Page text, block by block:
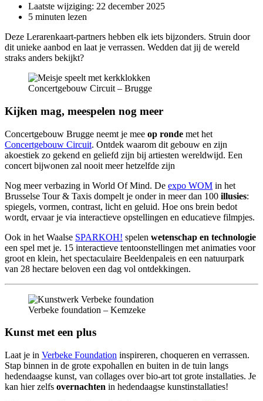
Laatste wijziging: 22 december 2025
5 minuten lezen
Deze Lerarenkaart-partners hebben elk iets bijzonders. Struin door
dit unieke aanbod en laat je verrassen. Wedden dat jij de wereld
straks anders bekijkt?
Concertgebouw Circuit – Brugge
Kijken mag, meespelen nog meer
Concertgebouw Brugge neemt je mee op ronde met het
Concertgebouw Circuit. Ontdek waarom dit gebouw en zijn
akoestiek zo gekend en geliefd zijn bij artiesten wereldwijd. Een
concert bijwonen zal nooit meer hetzelfde zijn
Nog meer verbazing in World Of Mind. De expo WOM in het
Brusselse Tour & Taxis dompelt je onder in meer dan 100 illusies:
spiegels, vormen, contrast, licht en geluid. Hoe ons brein bedot
wordt, ervaar je via interactieve opstellingen en educatieve filmpjes.
Ook in het Waalse SPARKOH! spelen wetenschap en technologie
een spel met je. 15 interactieve tentoonstellingen met animaties voor
groot en klein, het spectaculaire Beeldenpaleis en een natuurpark
van 28 hectare beloven een dag vol ontdekkingen.
Verbeke foundation – Kemzeke
Kunst met een plus
Laat je in Verbeke Foundation inspireren, choqueren en verrassen.
Stap binnen in de grote expohallen en buiten in de tuin langs
hedendaagse kunst, van collages over bio-art tot grote installaties. Je
kan hier zelfs overnachten in hedendaagse kunstinstallaties!